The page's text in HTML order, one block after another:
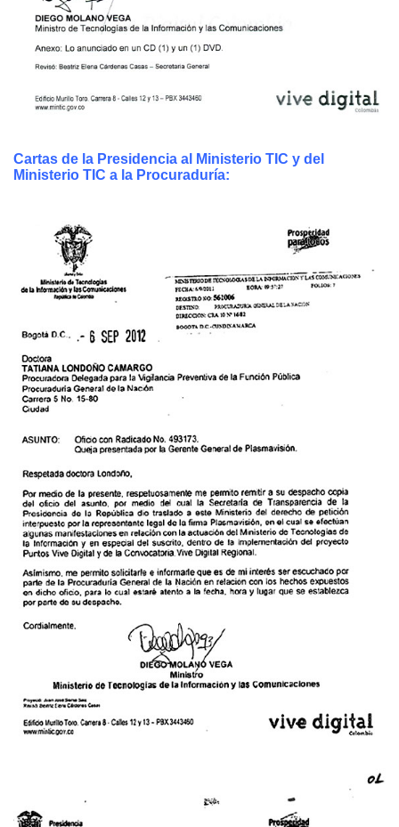
Cartas de la Presidencia al Ministerio TIC y del
Ministerio TIC a la Procuraduría: